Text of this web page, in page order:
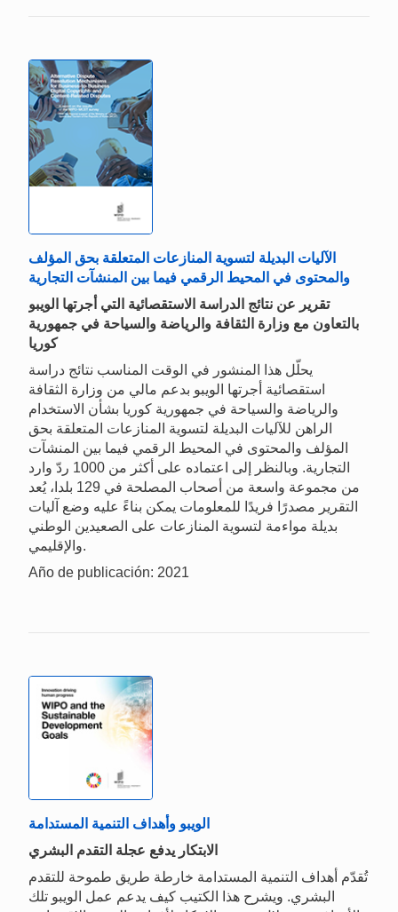
الآليات البديلة لتسوية المنازعات المتعلقة بحق المؤلف
والمحتوى في المحيط الرقمي فيما بين المنشآت التجارية
تقرير عن نتائج الدراسة الاستقصائية التي أجرتها الويبو
بالتعاون مع وزارة الثقافة والرياضة والسياحة في جمهورية
كوريا
يحلّل هذا المنشور في الوقت المناسب نتائج دراسة
استقصائية أجرتها الويبو بدعم مالي من وزارة الثقافة
والرياضة والسياحة في جمهورية كوريا بشأن الاستخدام
الراهن للآليات البديلة لتسوية المنازعات المتعلقة بحق
المؤلف والمحتوى في المحيط الرقمي فيما بين المنشآت
التجارية. وبالنظر إلى اعتماده على أكثر من 1000 ردّ وارد
من مجموعة واسعة من أصحاب المصلحة في 129 بلدا، يُعد
التقرير مصدرًا فريدًا للمعلومات يمكن بناءً عليه وضع آليات
بديلة مواءمة لتسوية المنازعات على الصعيدين الوطني
والإقليمي.
Año de publicación: 2021
الويبو وأهداف التنمية المستدامة
الابتكار يدفع عجلة التقدم البشري
تُقدّم أهداف التنمية المستدامة خارطة طريق طموحة للتقدم
البشري. ويشرح هذا الكتيب كيف يدعم عمل الويبو تلك